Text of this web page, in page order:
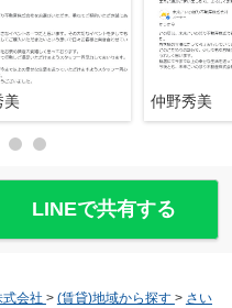
美 仲野秀美
LINEで共有する
会社 > (賃貸)地域から探す > さい